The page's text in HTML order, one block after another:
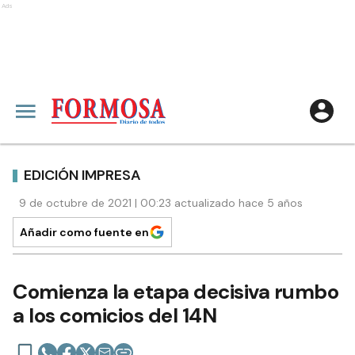
Ads
EDICIÓN IMPRESA
9 de octubre de 2021 | 00:23 actualizado hace 5 años
Añadir como fuente en
Comienza la etapa decisiva rumbo
a los comicios del 14N